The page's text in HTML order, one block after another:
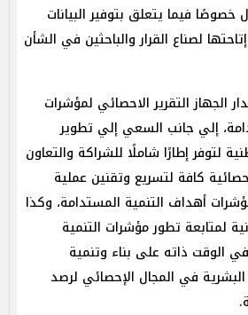
فيما يتعلق بتوفير البيانات
لصناع القرار والباحثين في الشأن
الجهاز التقرير الاحصائي لمؤشرات
إلي جانب السعي إلي تطوير
لتوفر إطارًا شاملًا للشراكة والتعاون
كافة لتسريع وتقنين عملية
أهداف التنمية المستدامة، وكذا
لمتابعة تطور مؤشرات التنمية
الوقت ذاته على بناء وتنمية
البشرية في المجال الإحصائي لرصد